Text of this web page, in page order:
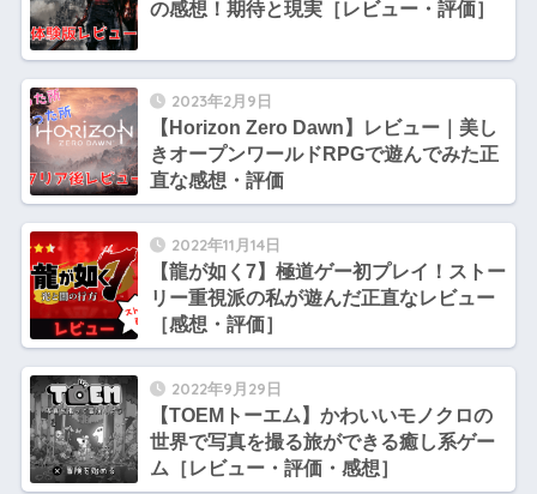
の感想！期待と現実［レビュー・評価］
2023年2月9日
【Horizon Zero Dawn】レビュー｜美し
きオープンワールドRPGで遊んでみた正
直な感想・評価
2022年11月14日
【龍が如く7】極道ゲー初プレイ！ストー
リー重視派の私が遊んだ正直なレビュー
［感想・評価］
2022年9月29日
【TOEMトーエム】かわいいモノクロの
世界で写真を撮る旅ができる癒し系ゲー
ム［レビュー・評価・感想］